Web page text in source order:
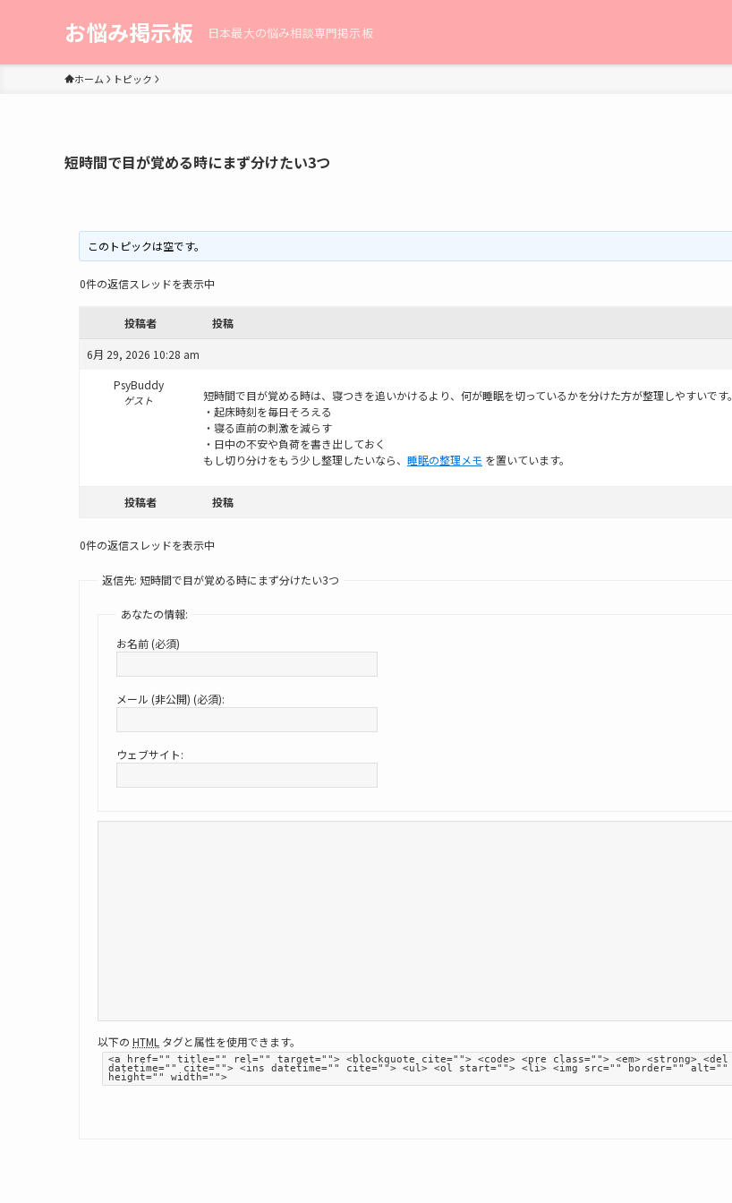
お悩み掲示板 日本最大の悩み相談専門掲示板
ホーム トピック
短時間で目が覚める時にまず分けたい3つ
このトピックは空です。
0件の返信スレッドを表示中
投稿者 投稿
6月 29, 2026 10:28 am
PsyBuddy
ゲスト
短時間で目が覚める時は、寝つきを追いかけるより、何が睡眠を切っているかを分けた方が整理しやすいです。
・起床時刻を毎日そろえる
・寝る直前の刺激を減らす
・日中の不安や負荷を書き出しておく
もし切り分けをもう少し整理したいなら、 睡眠の整理メモ を置いています。
投稿者 投稿
0件の返信スレッドを表示中
返信先: 短時間で目が覚める時にまず分けたい3つ
あなたの情報:
お名前 (必須)
メール (非公開) (必須):
ウェブサイト:
以下の HTML タグと属性を使用できます。
<a href="" title="" rel="" target=""> <blockquote cite=""> <code> <pre class=""> <em> <strong> <del
datetime="" cite=""> <ins datetime="" cite=""> <ul> <ol start=""> <li> <img src="" border="" alt=""
height="" width="">